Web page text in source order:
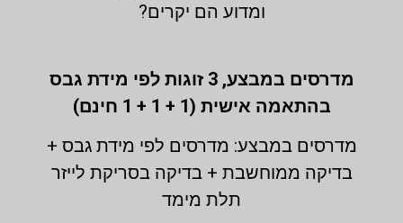
ומדוע הם יקרים?
מדרסים במבצע,
3 זוגות לפי מידת גבס
בהתאמה אישית (1 + 1 + 1 חינם)
מדרסים במבצע: מדרסים לפי מידת גבס +
בדיקה ממוחשבת + בדיקה בסריקת לייזר
תלת מימד